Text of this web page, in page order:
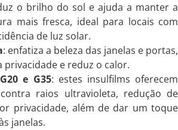
o brilho do sol e ajuda a manter a
mais fresca, ideal para locais com
de luz solar.
: enfatiza a beleza das janelas e portas,
privacidade e reduz o calor.
e G35: estes insulfilms oferecem
raios ultravioleta, redução de
privacidade, além de dar um toque
janelas.